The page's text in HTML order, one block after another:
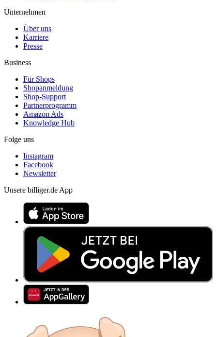
Unternehmen
Über uns
Karriere
Presse
Business
Für Shops
Shopanmeldung
Shop-Support
Partnerprogramm
Amazon Ads
Knowledge Hub
Folge uns
Instagram
Facebook
Newsletter
Unsere billiger.de App